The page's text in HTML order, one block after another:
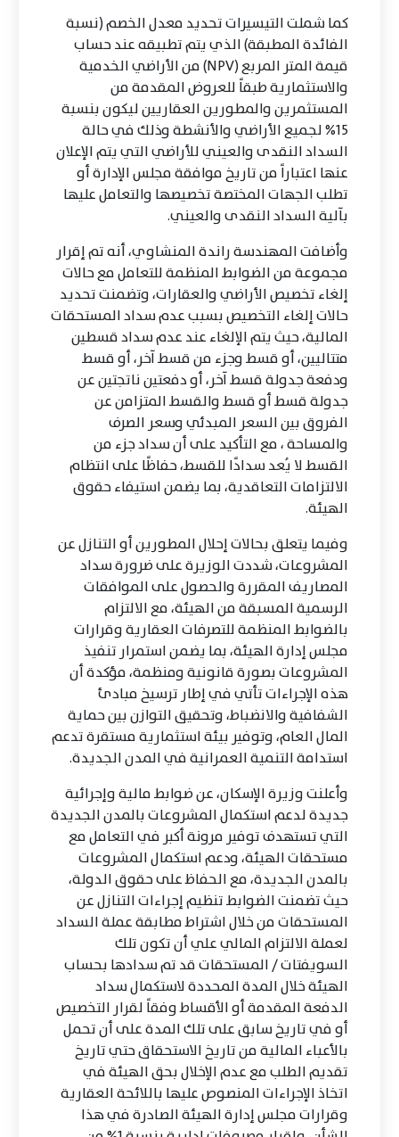
كما شملت التيسيرات تحديد معدل الخصم (نسبة
الفائدة المطبقة) الذي يتم تطبيقه عند حساب
قيمة المتر المربع (NPV) من الأراضي الخدمية
والاستثمارية طبقاً للعروض المقدمة من
المستثمرين والمطورين العقاريين ليكون بنسبة
15% لجميع الأراضي والأنشطة وذلك في حالة
السداد النقدى والعيني للأراضي التي يتم الإعلان
عنها اعتباراً من تاريخ موافقة مجلس الإدارة أو
تطلب الجهات المختصة تخصيصها والتعامل عليها
بآلية السداد النقدى والعيني.
وأضافت المهندسة راندة المنشاوي، أنه تم إقرار
مجموعة من الضوابط المنظمة للتعامل مع حالات
إلغاء تخصيص الأراضي والعقارات، وتضمنت تحديد
حالات إلغاء التخصيص بسبب عدم سداد المستحقات
المالية، حيث يتم الإلغاء عند عدم سداد قسطين
متتاليين، أو قسط وجزء من قسط آخر، أو قسط
ودفعة جدولة قسط آخر، أو دفعتين ناتجتين عن
جدولة قسط أو قسط والقسط المتزامن عن
الفروق بين السعر المبدئي وسعر الصرف
والمساحة ، مع التأكيد على أن سداد جزء من
القسط لا يُعد سدادًا للقسط، حفاظًا على انتظام
الالتزامات التعاقدية، بما يضمن استيفاء حقوق
الهيئة.
وفيما يتعلق بحالات إحلال المطورين أو التنازل عن
المشروعات، شددت الوزيرة على ضرورة سداد
المصاريف المقررة والحصول على الموافقات
الرسمية المسبقة من الهيئة، مع الالتزام
بالضوابط المنظمة للتصرفات العقارية وقرارات
مجلس إدارة الهيئة، بما يضمن استمرار تنفيذ
المشروعات بصورة قانونية ومنظمة، مؤكدة أن
هذه الإجراءات تأتي في إطار ترسيخ مبادئ
الشفافية والانضباط، وتحقيق التوازن بين حماية
المال العام، وتوفير بيئة استثمارية مستقرة تدعم
استدامة التنمية العمرانية في المدن الجديدة.
وأعلنت وزيرة الإسكان، عن ضوابط مالية وإجرائية
جديدة لدعم استكمال المشروعات بالمدن الجديدة
التي تستهدف توفير مرونة أكبر في التعامل مع
مستحقات الهيئة، ودعم استكمال المشروعات
بالمدن الجديدة، مع الحفاظ على حقوق الدولة،
حيث تضمنت الضوابط تنظيم إجراءات التنازل عن
المستحقات من خلال اشتراط مطابقة عملة السداد
لعملة الالتزام المالي علي أن تكون تلك
السويفتات / المستحقات قد تم سدادها بحساب
الهيئة خلال المدة المحددة لاستكمال سداد
الدفعة المقدمة أو الأقساط وفقاً لقرار التخصيص
أو في تاريخ سابق على تلك المدة على أن تحمل
بالأعباء المالية من تاريخ الاستحقاق حتي تاريخ
تقديم الطلب مع عدم الإخلال بحق الهيئة في
اتخاذ الإجراءات المنصوص عليها باللائحة العقارية
وقرارات مجلس إدارة الهيئة الصادرة في هذا